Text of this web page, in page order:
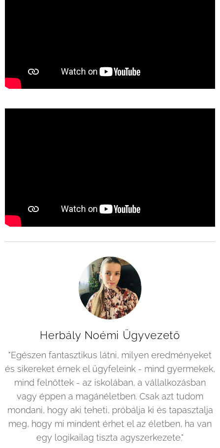
Herbály Noémi Ügyvezető
"Egészen fantasztikus látni, milyen eredményeket
és sikereket érnek el ügyfeleink - mind gyermekek,
mind felnőttek - az iskolában, a vállalkozásban
vagy éppen a magánéletben. Csak azt tudom
mondani, hogy aki teheti, próbálja ki és tapasztalja
meg, hogy mi mindent érhet el az életben, ha van
egy logikailag tiszta agyszerkezete."